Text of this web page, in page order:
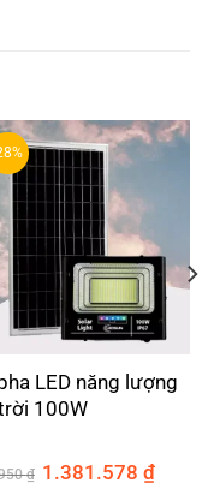
LED năng lượng
100W
₫ Giá
gốc
1.381.578₫Giá